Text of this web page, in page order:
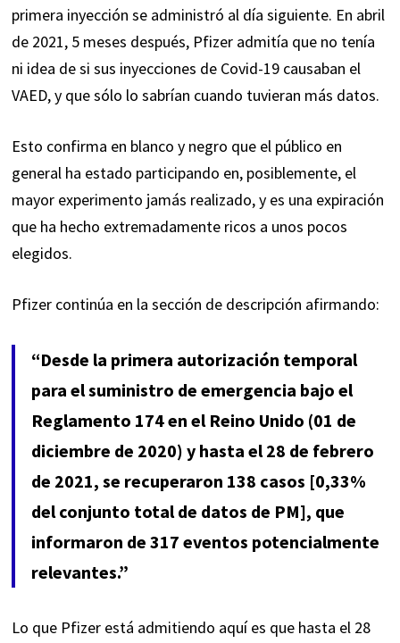
primera inyección se administró al día siguiente. En abril
de 2021, 5 meses después, Pfizer admitía que no tenía
ni idea de si sus inyecciones de Covid-19 causaban el
VAED, y que sólo lo sabrían cuando tuvieran más datos.
Esto confirma en blanco y negro que el público en
general ha estado participando en, posiblemente, el
mayor experimento jamás realizado, y es una expiración
que ha hecho extremadamente ricos a unos pocos
elegidos.
Pfizer continúa en la sección de descripción afirmando:
“Desde la primera autorización temporal
para el suministro de emergencia bajo el
Reglamento 174 en el Reino Unido (01 de
diciembre de 2020) y hasta el 28 de febrero
de 2021, se recuperaron 138 casos [0,33%
del conjunto total de datos de PM], que
informaron de 317 eventos potencialmente
relevantes.”
Lo que Pfizer está admitiendo aquí es que hasta el 28